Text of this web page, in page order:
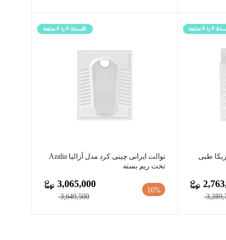
طبی
توالت ایرانی چینی کرد مدل آزالیا Azalia
تخت ریم بسته
16%
3,649,500
3,065,000